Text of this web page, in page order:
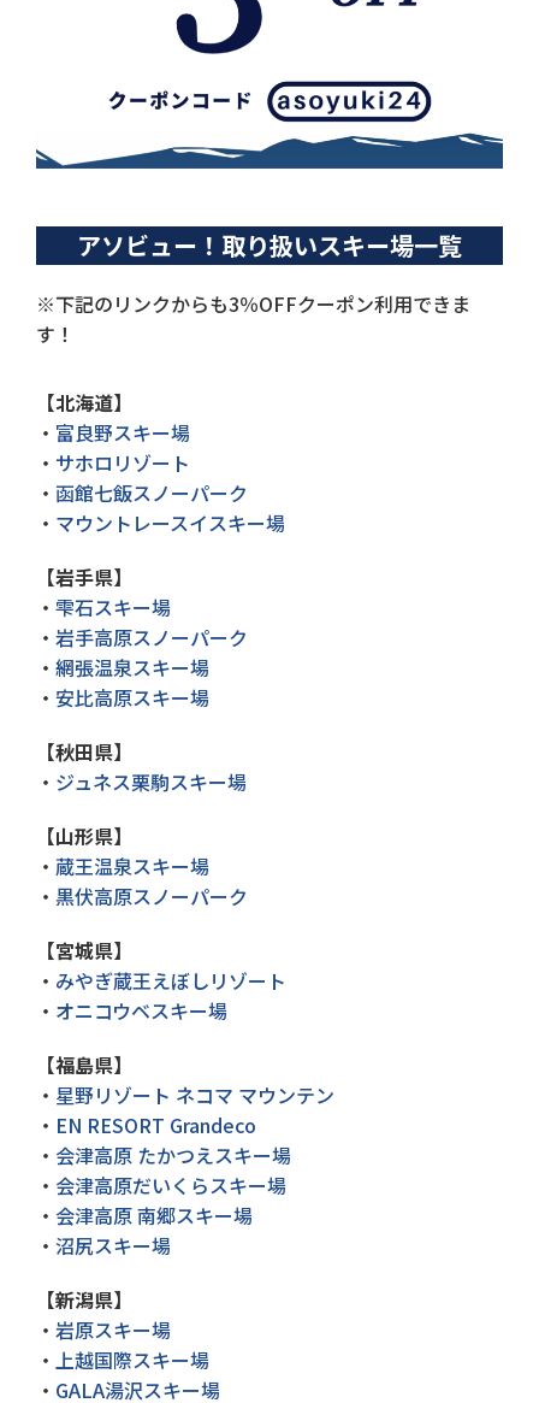
アソビュー！取り扱いスキー場一覧
※下記のリンクからも3％OFFクーポン利用できま
す！
【北海道】
・ 富良野スキー場
・ サホロリゾート
・ 函館七飯スノーパーク
・ マウントレースイスキー場
【岩手県】
・ 雫石スキー場
・ 岩手高原スノーパーク
・ 網張温泉スキー場
・ 安比高原スキー場
【秋田県】
・ ジュネス栗駒スキー場
【山形県】
・ 蔵王温泉スキー場
・ 黒伏高原スノーパーク
【宮城県】
・ みやぎ蔵王えぼしリゾート
・ オニコウベスキー場
【福島県】
・ 星野リゾート ネコマ マウンテン
・ EN RESORT Grandeco
・ 会津高原 たかつえスキー場
・ 会津高原だいくらスキー場
・ 会津高原 南郷スキー場
・ 沼尻スキー場
【新潟県】
・ 岩原スキー場
・ 上越国際スキー場
・ GALA湯沢スキー場